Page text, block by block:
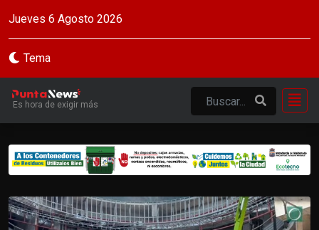
Jueves 6 Agosto 2026
Tema
Es hora de exigir más